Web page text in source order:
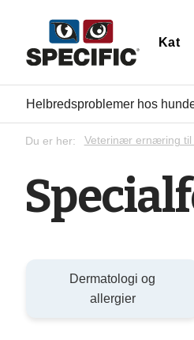
Kat
Helbredsproblemer hos
Du er her: Veterinær ernæring
Dermatologi og
allergier